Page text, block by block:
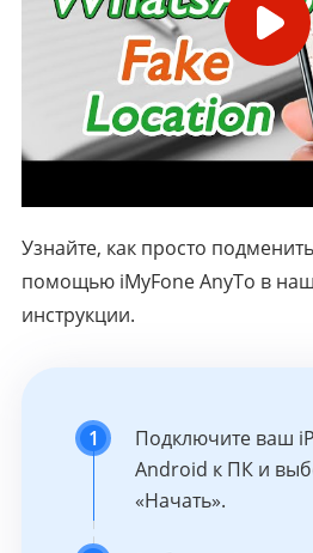
Узнайте, как просто
помощью iMyFone AnyTo в
инструкции.
1
Подключите ваш
Android к ПК и
«Начать».